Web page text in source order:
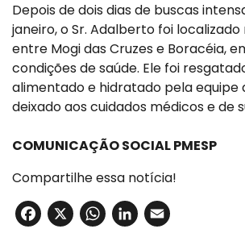
Depois de dois dias de buscas
janeiro, o Sr. Adalberto foi localizado
entre Mogi das Cruzes e Boracéia,
condições de saúde. Ele foi
alimentado e hidratado pela equipe
deixado aos cuidados médicos e de
COMUNICAÇÃO SOCIAL PMESP
Compartilhe essa notícia!
Facebook
X WhatsApp
LinkedIn